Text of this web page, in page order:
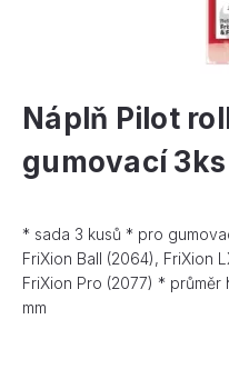
Náplň Pilot
gumovací
* sada 3 kusů * pro
FriXion Ball (2064), FriXion
FriXion Pro (2077) *
mm